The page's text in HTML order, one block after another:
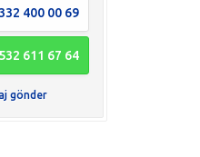
332 400 00 69
532 611 67 64
gönder